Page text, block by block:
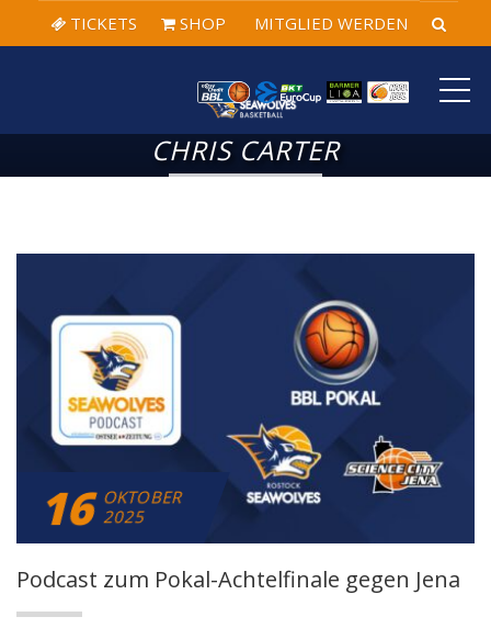
TICKETS SHOP MITGLIED WERDEN
CHRIS CARTER
16 OKTOBER
2025
Podcast zum Pokal-Achtelfinale gegen Jena